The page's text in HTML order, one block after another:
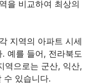
을 비교하여 최상의
지역의 아파트 시세
예를 들어, 전라북도
역으로는 군산, 익산,
수 있습니다.